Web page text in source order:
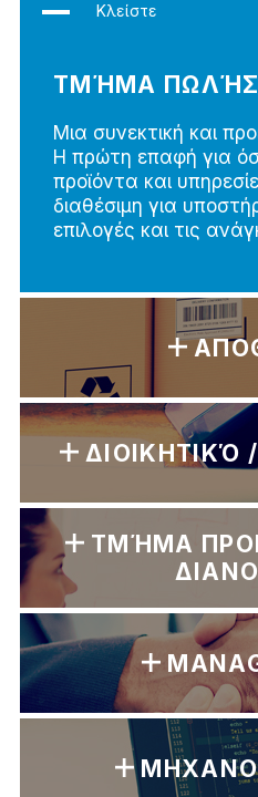
Κλείστε
ΤΜΉΜΑ
Μια συνεκτική και
Η πρώτη επαφή για
προϊόντα και
διαθέσιμη για
επιλογές και τις
ΔΙΟΙΚΗΤΙΚΌ
ΤΜΉΜΑ